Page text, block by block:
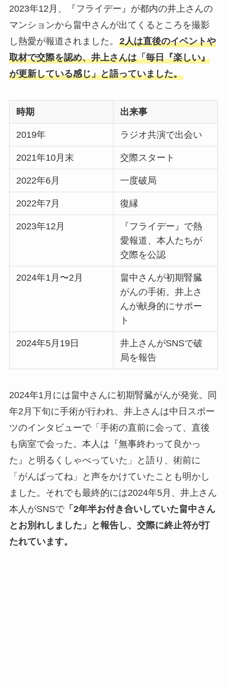
2023年12月、『フライデー』が都内の井上さんの
マンションから畠中さんが出てくるところを撮影
し熱愛が報道されました。 2人は直後のイベントや
取材で交際を認め、井上さんは「毎日『楽しい』
が更新している感じ」と語っていました。
時期 出来事
2019年 ラジオ共演で出会い
2021年10月末 交際スタート
2022年6月 一度破局
2022年7月 復縁
2023年12月
『フライデー』で熱
愛報道、本人たちが
交際を公認
2024年1月〜2月
畠中さんが初期腎臓
がんの手術。井上さ
んが献身的にサポー
ト
2024年5月19日
井上さんがSNSで破
局を報告
2024年1月には畠中さんに初期腎臓がんが発覚。同
年2月下旬に手術が行われ、井上さんは中日スポー
ツのインタビューで「手術の直前に会って、直後
も病室で会った。本人は『無事終わって良かっ
た』と明るくしゃべっていた」と語り、術前に
「がんばってね」と声をかけていたことも明かし
ました。それでも最終的には2024年5月、井上さん
本人がSNSで「2年半お付き合いしていた畠中さん
とお別れしました」と報告し、交際に終止符が打
たれています。